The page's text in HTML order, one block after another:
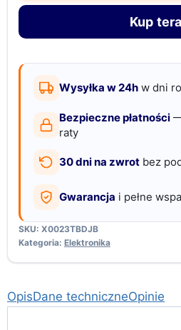
jiggler
niewykrywalny
mover
komputera
Kup
Wysyłka w 24h w dni
Bezpieczne płatności
raty
30 dni na zwrot bez
Gwarancja i pełne
SKU: X0023TBDJB
Kategoria: Elektronika
OpisDane techniczneOpinie